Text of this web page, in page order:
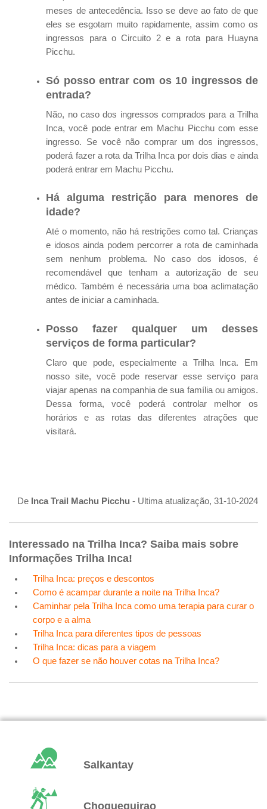
meses de antecedência. Isso se deve ao fato de que
eles se esgotam muito rapidamente, assim como os
ingressos para o Circuito 2 e a rota para Huayna
Picchu.
Só posso entrar com os 10 ingressos de
entrada?
Não, no caso dos ingressos comprados para a Trilha
Inca, você pode entrar em Machu Picchu com esse
ingresso. Se você não comprar um dos ingressos,
poderá fazer a rota da Trilha Inca por dois dias e ainda
poderá entrar em Machu Picchu.
Há alguma restrição para menores de
idade?
Até o momento, não há restrições como tal. Crianças
e idosos ainda podem percorrer a rota de caminhada
sem nenhum problema. No caso dos idosos, é
recomendável que tenham a autorização de seu
médico. Também é necessária uma boa aclimatação
antes de iniciar a caminhada.
Posso fazer qualquer um desses
serviços de forma particular?
Claro que pode, especialmente a Trilha Inca. Em
nosso site, você pode reservar esse serviço para
viajar apenas na companhia de sua família ou amigos.
Dessa forma, você poderá controlar melhor os
horários e as rotas das diferentes atrações que
visitará.
De Inca Trail Machu Picchu - Ultima atualização, 31-10-2024
Interessado na Trilha Inca? Saiba mais sobre
Informações Trilha Inca!
Trilha Inca: preços e descontos
Como é acampar durante a noite na Trilha Inca?
Caminhar pela Trilha Inca como uma terapia para curar o
corpo e a alma
Trilha Inca para diferentes tipos de pessoas
Trilha Inca: dicas para a viagem
O que fazer se não houver cotas na Trilha Inca?
Salkantay
Choquequirao